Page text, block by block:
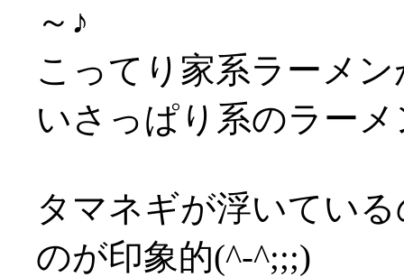
～♪
こってり家系ラーメ
いさっぱり系のラー
タマネギが浮いてい
のが印象的(^-^;;;)